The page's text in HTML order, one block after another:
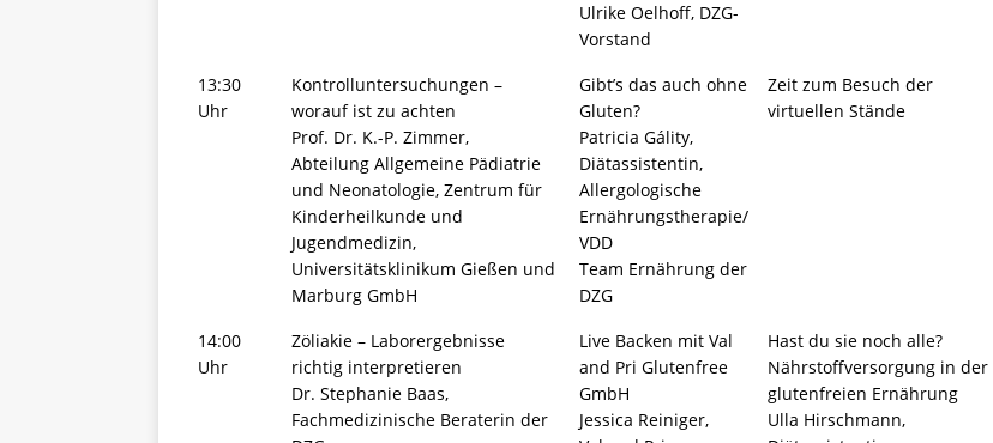
Ulrike Oelhoff, DZG-
Vorstand
13:30
Uhr
Kontrolluntersuchungen –
worauf ist zu achten
Prof. Dr. K.-P. Zimmer,
Abteilung Allgemeine Pädiatrie
und Neonatologie, Zentrum für
Kinderheilkunde und
Jugendmedizin,
Universitätsklinikum Gießen und
Marburg GmbH
Gibt’s das auch ohne
Gluten?
Patricia Gálity,
Diätassistentin,
Allergologische
Ernährungstherapie/
VDD
Team Ernährung der
DZG
Zeit zum Besuch der
virtuellen Stände
14:00
Uhr
Zöliakie – Laborergebnisse
richtig interpretieren
Dr. Stephanie Baas,
Fachmedizinische Beraterin der
Live Backen mit Val
and Pri Glutenfree
GmbH
Jessica Reiniger,
Hast du sie noch alle?
Nährstoffversorgung in der
glutenfreien Ernährung
Ulla Hirschmann,